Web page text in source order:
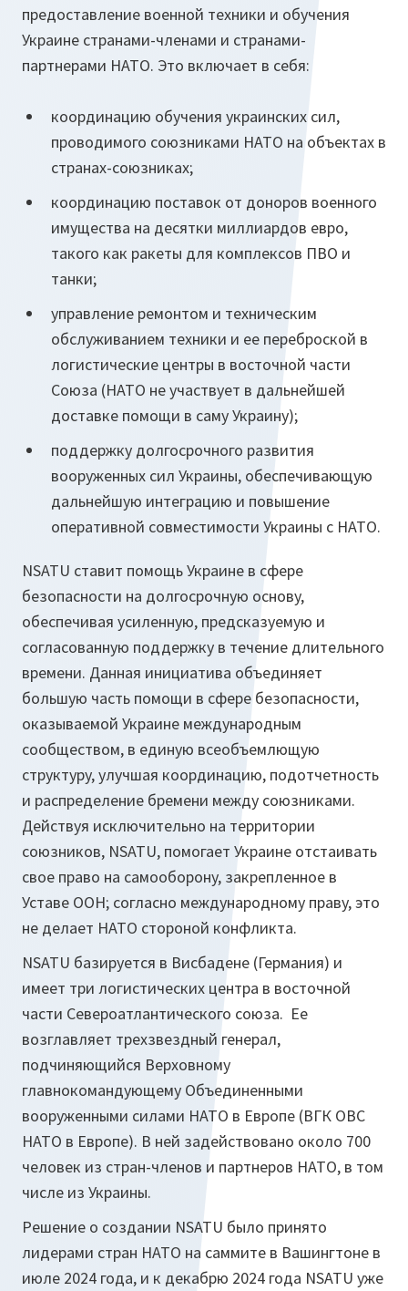
предоставление военной техники и обучения
Украине странами-членами и странами-
партнерами НАТО. Это включает в себя:
координацию обучения украинских сил,
проводимого союзниками НАТО на объектах в
странах-союзниках;
координацию поставок от доноров военного
имущества на десятки миллиардов евро,
такого как ракеты для комплексов ПВО и
танки;
управление ремонтом и техническим
обслуживанием техники и ее переброской в
логистические центры в восточной части
Союза (НАТО не участвует в дальнейшей
доставке помощи в саму Украину);
поддержку долгосрочного развития
вооруженных сил Украины, обеспечивающую
дальнейшую интеграцию и повышение
оперативной совместимости Украины с НАТО.
NSATU ставит помощь Украине в сфере
безопасности на долгосрочную основу,
обеспечивая усиленную, предсказуемую и
согласованную поддержку в течение длительного
времени. Данная инициатива объединяет
большую часть помощи в сфере безопасности,
оказываемой Украине международным
сообществом, в единую всеобъемлющую
структуру, улучшая координацию, подотчетность
и распределение бремени между союзниками.
Действуя исключительно на территории
союзников, NSATU, помогает Украине отстаивать
свое право на самооборону, закрепленное в
Уставе ООН; согласно международному праву, это
не делает НАТО стороной конфликта.
NSATU базируется в Висбадене (Германия) и
имеет три логистических центра в восточной
части Североатлантического союза. Ее
возглавляет трехзвездный генерал,
подчиняющийся Верховному
главнокомандующему Объединенными
вооруженными силами НАТО в Европе (ВГК ОВС
НАТО в Европе). В ней задействовано около 700
человек из стран-членов и партнеров НАТО, в том
числе из Украины.
Решение о создании NSATU было принято
лидерами стран НАТО на саммите в Вашингтоне в
июле 2024 года, и к декабрю 2024 года NSATU уже